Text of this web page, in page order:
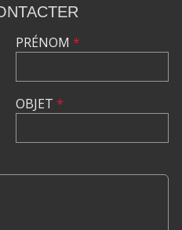
PRÉNOM *
OBJET *